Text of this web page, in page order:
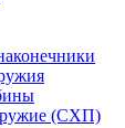
(СХП)